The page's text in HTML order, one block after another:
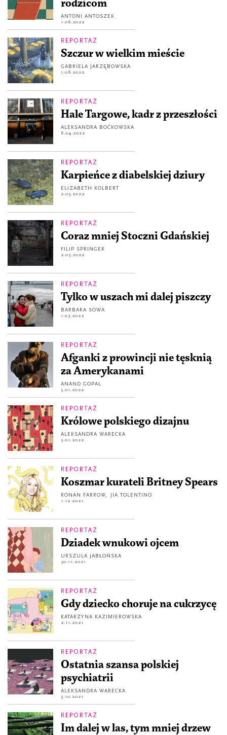
rodzicom
ANTONI ANTOSZEK
1.06.2022
REPORTAŻ
Szczur w wielkim mieście
GABRIELA JARZĘBOWSKA
1.06.2022
REPORTAŻ
Hale Targowe, kadr z przeszłości
ALEKSANDRA BOĆKOWSKA
6.04.2022
REPORTAŻ
Karpieńce z diabelskiej dziury
ELIZABETH KOLBERT
2.03.2022
REPORTAŻ
Coraz mniej Stoczni Gdańskiej
FILIP SPRINGER
2.03.2022
REPORTAŻ
Tylko w uszach mi dalej piszczy
BARBARA SOWA
1.03.2022
REPORTAŻ
Afganki z prowincji nie tęsknią
za Amerykanami
ANAND GOPAL
5.01.2022
REPORTAŻ
Królowe polskiego dizajnu
ALEKSANDRA WARECKA
5.01.2022
REPORTAŻ
Koszmar kurateli Britney Spears
RONAN FARROW, JIA TOLENTINO
1.12.2021
REPORTAŻ
Dziadek wnukowi ojcem
URSZULA JABŁOŃSKA
30.11.2021
REPORTAŻ
Gdy dziecko choruje na cukrzycę
KATARZYNA KAZIMIEROWSKA
2.11.2021
REPORTAŻ
Ostatnia szansa polskiej
psychiatrii
ALEKSANDRA WARECKA
5.10.2021
REPORTAŻ
Im dalej w las, tym mniej drzew